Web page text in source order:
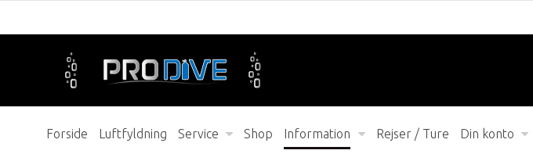
Forside Luftfyldning Service Shop Information Rejser / Ture Din konto